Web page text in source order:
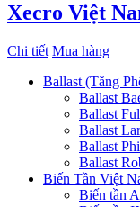
Xecro Việt
Chi tiết Mua hàng
Ballast (Tăng
Ballast
Ballast
Ballast
Ballast
Ballast
Biến Tần Việt
Biến tần